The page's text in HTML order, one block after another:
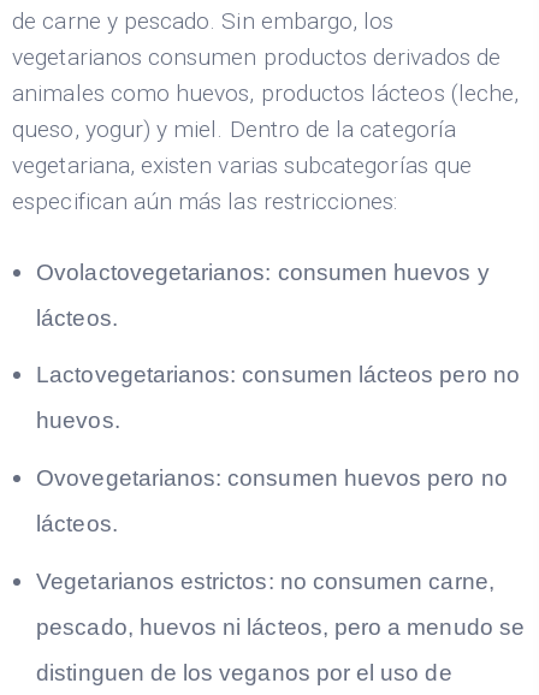
de carne y pescado. Sin embargo, los
vegetarianos consumen productos derivados de
animales como huevos, productos lácteos (leche,
queso, yogur) y miel. Dentro de la categoría
vegetariana, existen varias subcategorías que
especifican aún más las restricciones:
Ovolactovegetarianos: consumen huevos y
lácteos.
Lactovegetarianos: consumen lácteos pero no
huevos.
Ovovegetarianos: consumen huevos pero no
lácteos.
Vegetarianos estrictos: no consumen carne,
pescado, huevos ni lácteos, pero a menudo se
distinguen de los veganos por el uso de